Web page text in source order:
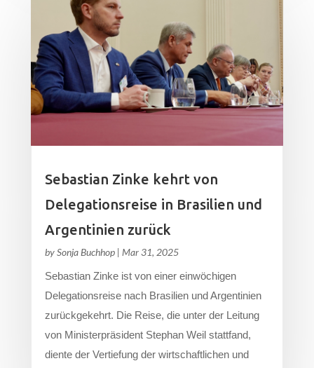
Sebastian Zinke kehrt von
Delegationsreise in Brasilien und
Argentinien zurück
bySonja Buchhop| Mar 31, 2025
Sebastian Zinke ist von einer einwöchigen
Delegationsreise nach Brasilien und Argentinien
zurückgekehrt. Die Reise, die unter der Leitung
von Ministerpräsident Stephan Weil stattfand,
diente der Vertiefung der wirtschaftlichen und